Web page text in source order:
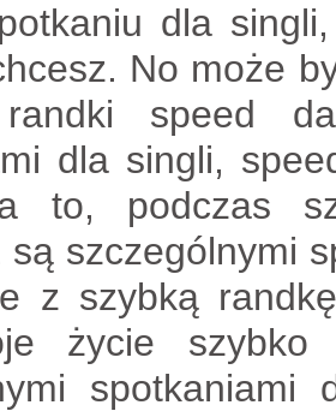
dla
No może
speed
dla singli,
to, podczas
są szczególnymi
z szybką
życie